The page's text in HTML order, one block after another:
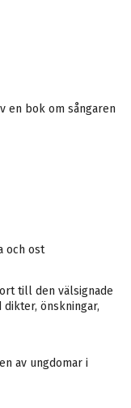
en bok om sångaren
och ost
till den välsignade
dikter, önskningar,
av ungdomar i